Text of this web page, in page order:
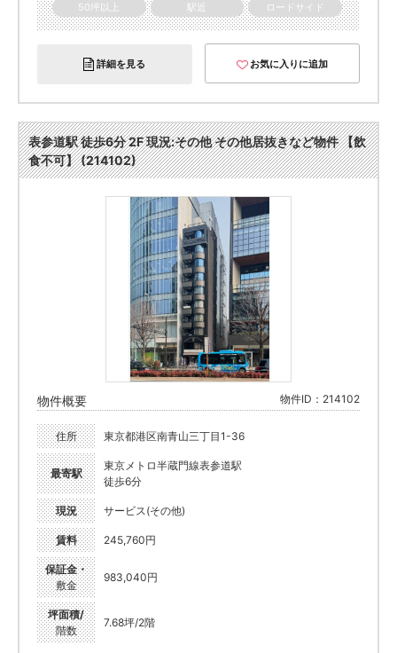
50坪以上
駅近 ロードサイド
詳細を見る お気に入りに追加
表参道駅 徒歩6分 2F 現況:その他 その他居抜きなど物件 【飲
食不可】 (214102)
物件概要 物件ID：214102
住所 東京都港区南青山三丁目1-36
最寄駅
東京メトロ半蔵門線表参道駅
徒歩6分
現況 サービス(その他)
賃料 245,760円
保証金・
敷金
983,040円
坪面積/
階数
7.68坪/2階